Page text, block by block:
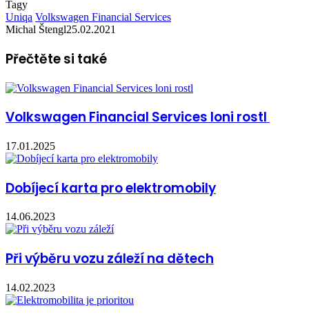
Tagy
Uniqa Volkswagen Financial Services
Michal Štengl25.02.2021
Přečtěte si také
Volkswagen Financial Services loni rostl
17.01.2025
Dobíjecí karta pro elektromobily
14.06.2023
Při výběru vozu záleží na dětech
14.02.2023